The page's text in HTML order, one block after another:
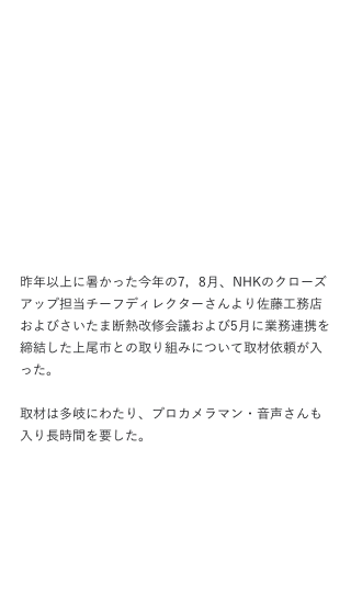
昨年以上に暑かった今年の7，8月、NHKのクローズ
アップ担当チーフディレクターさんより佐藤工務店
およびさいたま断熱改修会議および5月に業務連携を
締結した上尾市との取り組みについて取材依頼が入
った。
取材は多岐にわたり、プロカメラマン・音声さんも
入り長時間を要した。